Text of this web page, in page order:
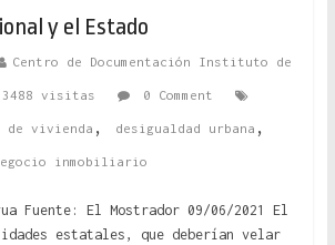
y el Estado
Centro de Documentación Instituto de
3488 visitas 0 Comment
vivienda , desigualdad urbana ,
inmobiliario
Fuente: El Mostrador 09/06/2021 El
estatales, que deberían velar